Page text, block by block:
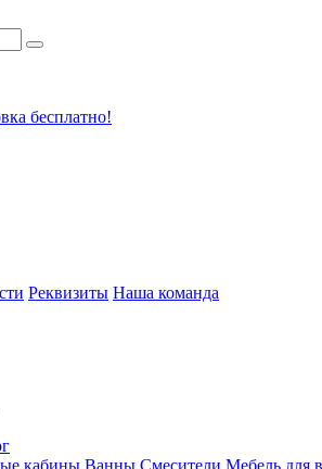
бесплатно!
Реквизиты Наша команда
кабины Ванны Смесители Мебель для